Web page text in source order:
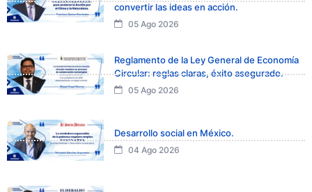
convertir las ideas en acción.
05 Ago 2026
Reglamento de la Ley General de Economía
Circular: reglas claras, éxito asegurado.
05 Ago 2026
Desarrollo social en México.
04 Ago 2026